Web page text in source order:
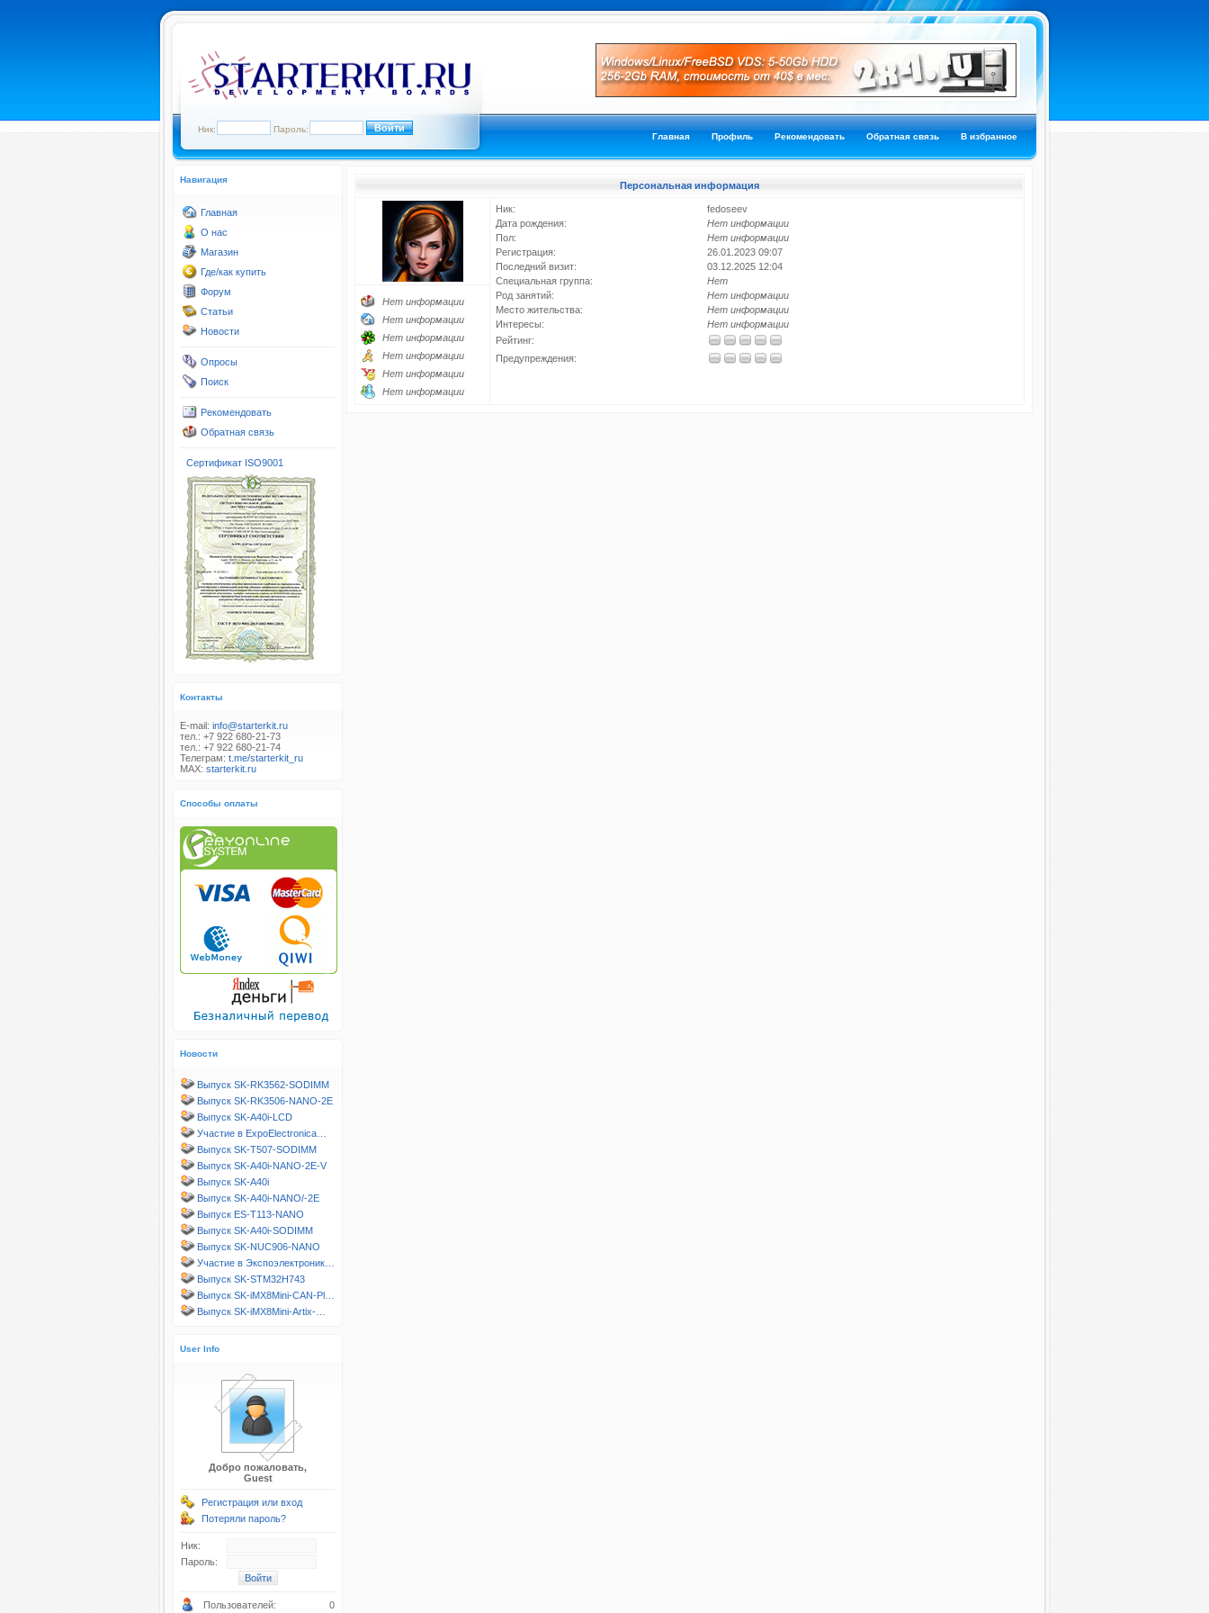
Ник: Пароль:
Главная Профиль Рекомендовать Обратная связь В избранное
Навигация
Главная
О нас
Магазин
Где/как купить
Форум
Статьи
Новости
Опросы
Поиск
Рекомендовать
Обратная связь
Сертификат ISO9001
Контакты
E-mail: info@starterkit.ru
тел.: +7 922 680-21-73
тел.: +7 922 680-21-74
Телеграм: t.me/starterkit_ru
MAX: starterkit.ru
Способы оплаты
Новости
Выпуск SK-RK3562-SODIMM
Выпуск SK-RK3506-NANO-2E
Выпуск SK-A40i-LCD
Участие в ExpoElectronica…
Выпуск SK-T507-SODIMM
Выпуск SK-A40i-NANO-2E-V
Выпуск SK-A40i
Выпуск SK-A40i-NANO/-2E
Выпуск ES-T113-NANO
Выпуск SK-A40i-SODIMM
Выпуск SK-NUC906-NANO
Участие в Экспоэлектроник…
Выпуск SK-STM32H743
Выпуск SK-iMX8Mini-CAN-Pl…
Выпуск SK-iMX8Mini-Artix-…
User Info
Добро пожаловать,
Guest
Регистрация или вход
Потеряли пароль?
Ник:
Пароль:
Пользователей: 0
Персональная информация
Ник:
fedoseev
Дата рождения:
Нет информации
Пол:
Нет информации
Регистрация:
26.01.2023 09:07
Последний визит:
03.12.2025 12:04
Специальная группа:
Нет
Род занятий:
Нет информации
Место жительства:
Нет информации
Интересы:
Нет информации
Рейтинг:
Предупреждения:
Нет информации
Нет информации
Нет информации
Нет информации
Нет информации
Нет информации